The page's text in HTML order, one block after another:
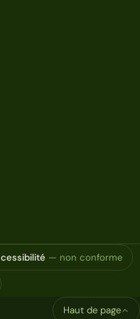
— non conforme
Haut de page